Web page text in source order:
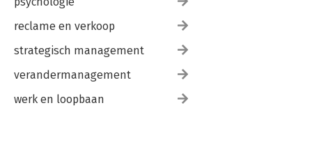
reclame en verkoop
strategisch management
verandermanagement
werk en loopbaan